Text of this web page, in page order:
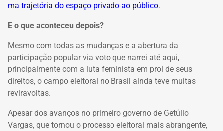
ma trajetória do espaço privado ao público.
E o que aconteceu depois?
Mesmo com todas as mudanças e a abertura da
participação popular via voto que narrei até aqui,
principalmente com a luta feminista em prol de seus
direitos, o campo eleitoral no Brasil ainda teve muitas
reviravoltas.
Apesar dos avanços no primeiro governo de Getúlio
Vargas, que tornou o processo eleitoral mais abrangente,